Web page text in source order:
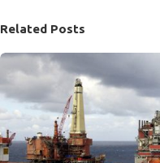
Related Posts